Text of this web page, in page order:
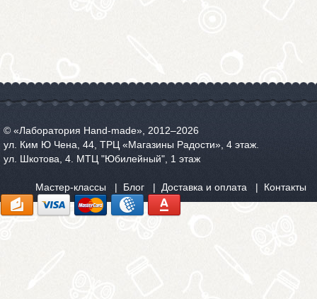
© «Лаборатория Hand-made», 2012‒2026
ул. Ким Ю Чена, 44, ТРЦ «Магазины Радости», 4 этаж.
ул. Шкотова, 4. МТЦ "Юбилейный", 1 этаж
Мастер-классы Блог Доставка и оплата Контакты